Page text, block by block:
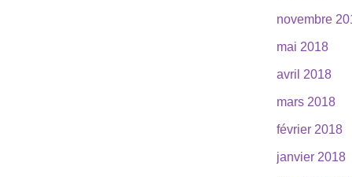
novembre
mai 2018
avril 2018
mars 2018
février 2018
janvier 2018